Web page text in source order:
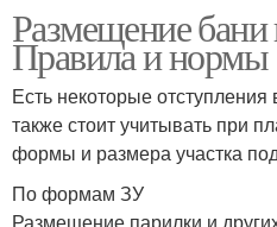
Размещение бани
Правила и нормы
Есть некоторые
также стоит учитывать при
формы и размера участка
По формам ЗУ